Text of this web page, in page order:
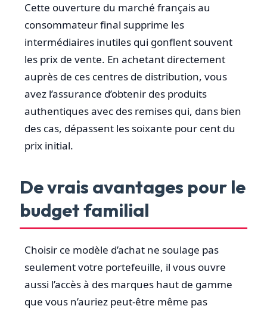
Cette ouverture du marché français au
consommateur final supprime les
intermédiaires inutiles qui gonflent souvent
les prix de vente. En achetant directement
auprès de ces centres de distribution, vous
avez l’assurance d’obtenir des produits
authentiques avec des remises qui, dans bien
des cas, dépassent les soixante pour cent du
prix initial.
De vrais avantages pour le
budget familial
Choisir ce modèle d’achat ne soulage pas
seulement votre portefeuille, il vous ouvre
aussi l’accès à des marques haut de gamme
que vous n’auriez peut-être même pas